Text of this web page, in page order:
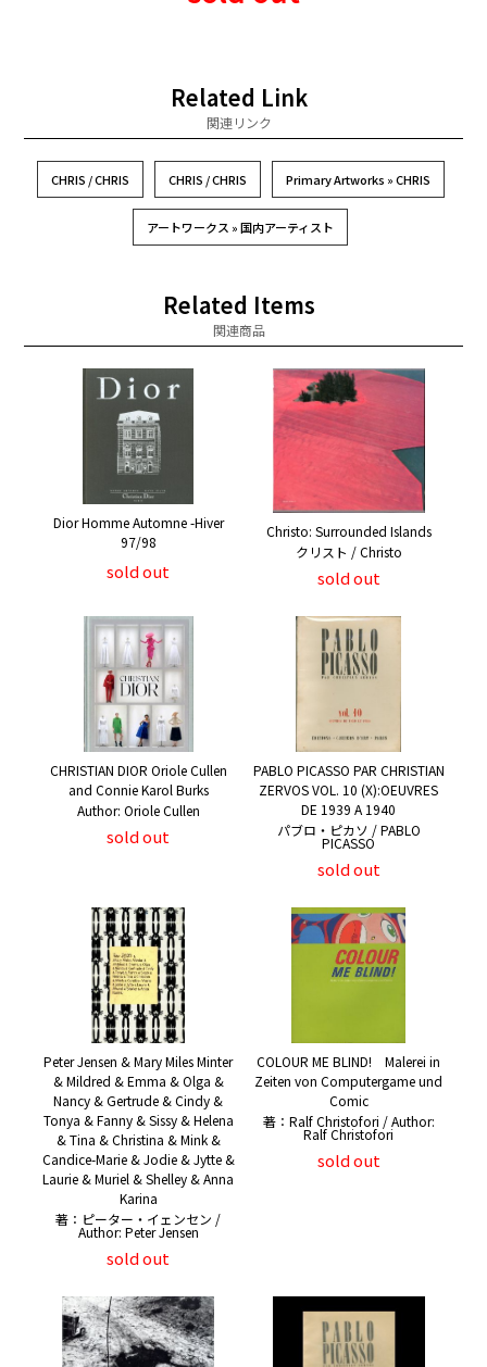
Related Link
関連リンク
CHRIS / CHRIS CHRIS / CHRIS Primary Artworks » CHRIS
アートワークス » 国内アーティスト
Related Items
関連商品
Dior Homme Automne -Hiver
97/98
sold out
Christo: Surrounded Islands
クリスト / Christo
sold out
CHRISTIAN DIOR Oriole Cullen
and Connie Karol Burks
Author: Oriole Cullen
sold out
PABLO PICASSO PAR CHRISTIAN
ZERVOS VOL. 10 (X):OEUVRES
DE 1939 A 1940
パブロ・ピカソ / PABLO
PICASSO
sold out
Peter Jensen & Mary Miles Minter
& Mildred & Emma & Olga &
Nancy & Gertrude & Cindy &
Tonya & Fanny & Sissy & Helena
& Tina & Christina & Mink &
Candice-Marie & Jodie & Jytte &
Laurie & Muriel & Shelley & Anna
Karina
著：ピーター・イェンセン /
Author: Peter Jensen
sold out
COLOUR ME BLIND! Malerei in
Zeiten von Computergame und
Comic
著：Ralf Christofori / Author:
Ralf Christofori
sold out